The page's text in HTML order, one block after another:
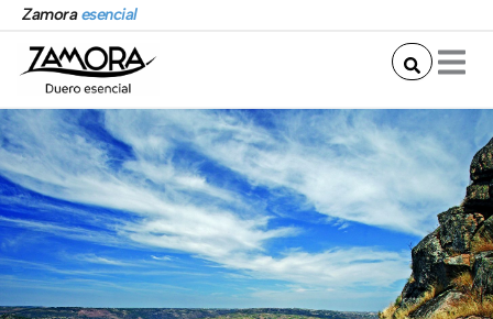
contenido
Zamoraesencial